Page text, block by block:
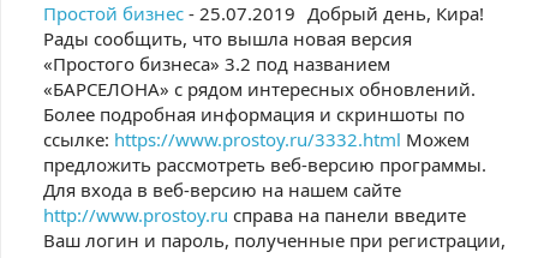
Простой бизнес - 25.07.2019 Добрый день, Кира!
Рады сообщить, что вышла новая версия
«Простого бизнеса» 3.2 под названием
«БАРСЕЛОНА» с рядом интересных обновлений.
Более подробная информация и скриншоты по
ссылке: https://www.prostoy.ru/3332.html Можем
предложить рассмотреть веб-версию программы.
Для входа в веб-версию на нашем сайте
http://www.prostoy.ru справа на панели введите
Ваш логин и пароль, полученные при регистрации,